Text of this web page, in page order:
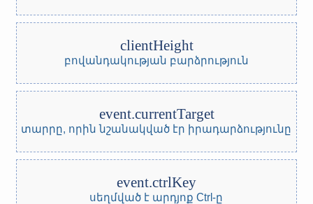
clientHeight
բովանդակության բարձրություն
event.currentTarget
տարրը, որին նշանակված էր իրադարձությունը
event.ctrlKey
սեղմված է արդյոք Ctrl-ը